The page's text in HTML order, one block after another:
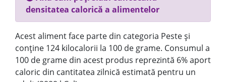
densitatea calorică a alimentelor
Acest aliment face parte din categoria Peste și
conține 124 kilocalorii la 100 de grame. Consumul a
100 de grame din acest produs reprezintă 6% aport
caloric din cantitatea zilnică estimată pentru un